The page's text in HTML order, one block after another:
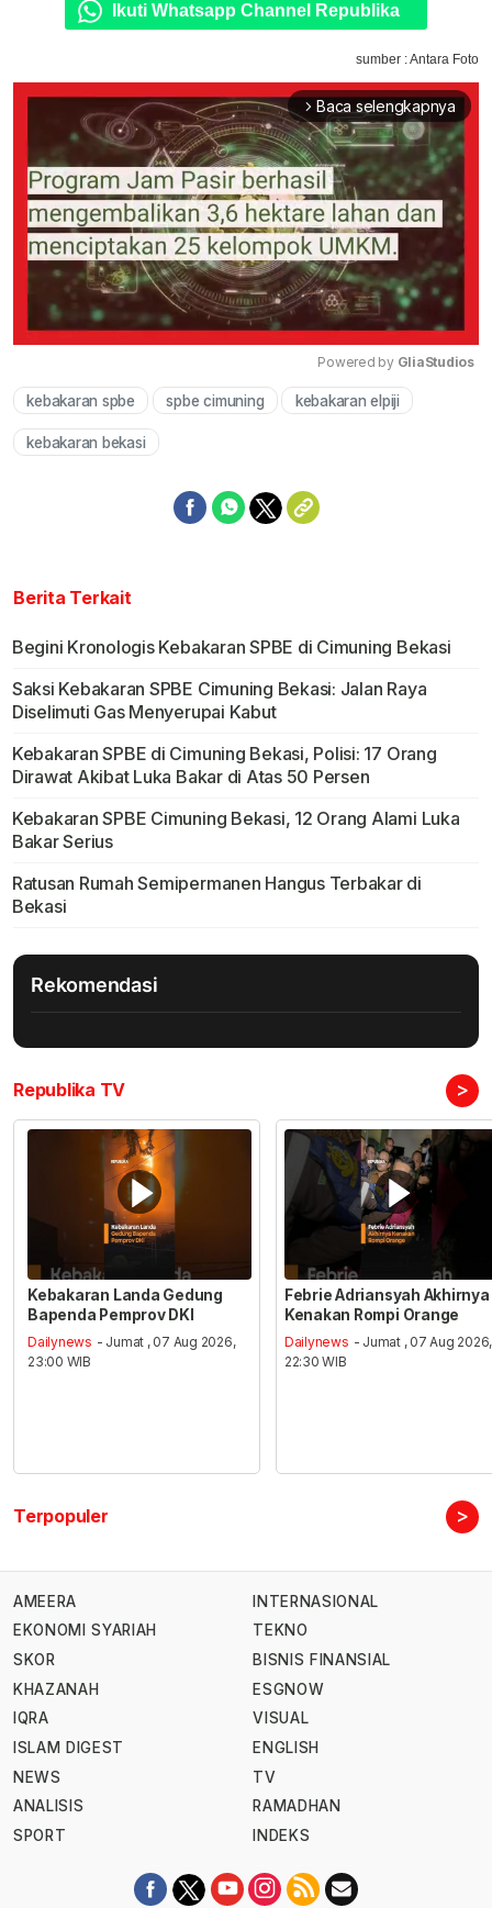
Ikuti Whatsapp Channel Republika
sumber : Antara Foto
arrow_forward_ios Baca selengkapnya
Mute
Powered by GliaStudios
kebakaran spbe spbe cimuning kebakaran elpiji
kebakaran bekasi
Berita Terkait
Begini Kronologis Kebakaran SPBE di Cimuning Bekasi
Saksi Kebakaran SPBE Cimuning Bekasi: Jalan Raya
Diselimuti Gas Menyerupai Kabut
Kebakaran SPBE di Cimuning Bekasi, Polisi: 17 Orang
Dirawat Akibat Luka Bakar di Atas 50 Persen
Kebakaran SPBE Cimuning Bekasi, 12 Orang Alami Luka
Bakar Serius
Ratusan Rumah Semipermanen Hangus Terbakar di
Bekasi
Rekomendasi
Republika TV >
Kebakaran Landa Gedung
Bapenda Pemprov DKI
Dailynews - Jumat , 07 Aug 2026,
23:00 WIB
Febrie Adriansyah Akhirnya
Kenakan Rompi Orange
Dailynews - Jumat , 07 Aug 2026,
22:30 WIB
Terpopuler >
AMEERA
EKONOMI SYARIAH
SKOR
KHAZANAH
IQRA
ISLAM DIGEST
NEWS
ANALISIS
SPORT
INTERNASIONAL
TEKNO
BISNIS FINANSIAL
ESGNOW
VISUAL
ENGLISH
TV
RAMADHAN
INDEKS